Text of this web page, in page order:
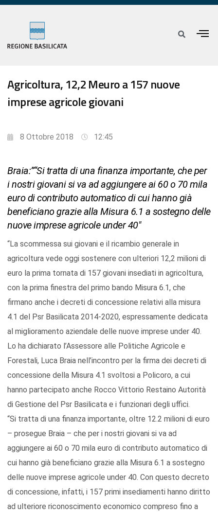
Agricoltura, 12,2 Meuro a 157 nuove
imprese agricole giovani
8 Ottobre 2018 12:45
Braia:”“Si tratta di una finanza importante, che per
i nostri giovani si va ad aggiungere ai 60 o 70 mila
euro di contributo automatico di cui hanno già
beneficiano grazie alla Misura 6.1 a sostegno delle
nuove imprese agricole under 40″
“La scommessa sui giovani e il ricambio generale in
agricoltura vede oggi sostenere con ulteriori 12,2 milioni di
euro la prima tornata di 157 giovani insediati in agricoltura,
con la prima finestra del primo bando Misura 6.1, che
firmano anche i decreti di concessione relativi alla misura
4.1 del Psr Basilicata 2014-2020, espressamente dedicata
al miglioramento aziendale delle nuove imprese under 40.
Lo ha dichiarato l’Assessore alle Politiche Agricole e
Forestali, Luca Braia nell’incontro per la firma dei decreti di
concessione della Misura 4.1 svoltosi a Policoro, a cui
hanno partecipato anche Rocco Vittorio Restaino Autorità
di Gestione del Psr Basilicata e i funzionari degli uffici.
“Si tratta di una finanza importante, oltre 12.2 milioni di euro
– prosegue Braia – che per i nostri giovani si va ad
aggiungere ai 60 o 70 mila euro di contributo automatico di
cui hanno già beneficiano grazie alla Misura 6.1 a sostegno
delle nuove imprese agricole under 40. Con questo decreto
di concessione, infatti, i 157 primi insediamenti hanno diritto
ad ulteriore riconoscimento economico compreso fino a